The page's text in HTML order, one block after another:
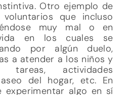
Otro ejemplo de
que incluso
muy mal o en
en los cuales se
por algún duelo,
a atender a los niños y
actividades
del hogar, etc. En
experimentar algo en sí